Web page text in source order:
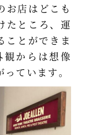
お店はどこも
たところ、運
とができま
観からは想像
ています。